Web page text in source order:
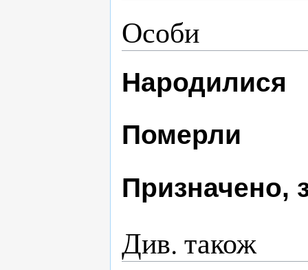
Особи
Народилися
Померли
Призначено,
Див. також